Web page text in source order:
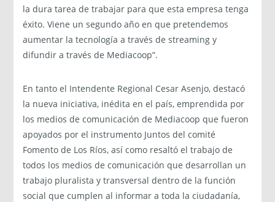
la dura tarea de trabajar para que esta empresa tenga
éxito. Viene un segundo año en que pretendemos
aumentar la tecnología a través de streaming y
difundir a través de Mediacoop”.
En tanto el Intendente Regional Cesar Asenjo, destacó
la nueva iniciativa, inédita en el país, emprendida por
los medios de comunicación de Mediacoop que fueron
apoyados por el instrumento Juntos del comité
Fomento de Los Ríos, así como resaltó el trabajo de
todos los medios de comunicación que desarrollan un
trabajo pluralista y transversal dentro de la función
social que cumplen al informar a toda la ciudadanía,